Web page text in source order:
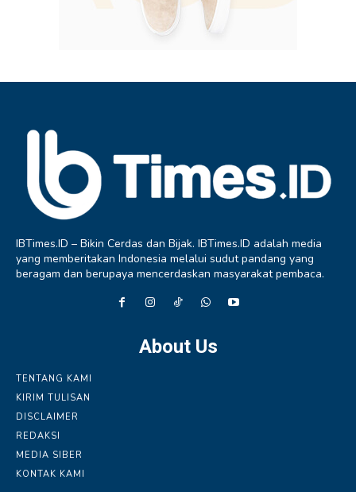
IBTimes.ID – Bikin Cerdas dan Bijak. IBTimes.ID adalah media
yang memberitakan Indonesia melalui sudut pandang yang
beragam dan berupaya mencerdaskan masyarakat pembaca.
About Us
TENTANG KAMI
KIRIM TULISAN
DISCLAIMER
REDAKSI
MEDIA SIBER
KONTAK KAMI